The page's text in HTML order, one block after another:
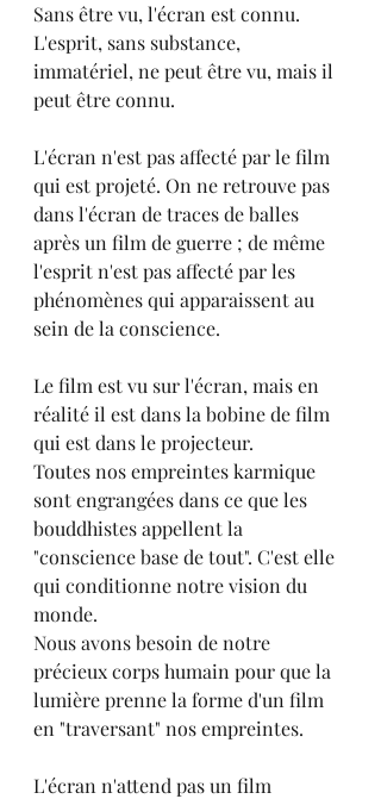
Sans être vu, l'écran est connu.
L'esprit, sans substance,
immatériel, ne peut être vu, mais il
peut être connu.
L'écran n'est pas affecté par le film
qui est projeté. On ne retrouve pas
dans l'écran de traces de balles
après un film de guerre ; de même
l'esprit n'est pas affecté par les
phénomènes qui apparaissent au
sein de la conscience.
Le film est vu sur l'écran, mais en
réalité il est dans la bobine de film
qui est dans le projecteur.
Toutes nos empreintes karmique
sont engrangées dans ce que les
bouddhistes appellent la
"conscience base de tout". C'est elle
qui conditionne notre vision du
monde.
Nous avons besoin de notre
précieux corps humain pour que la
lumière prenne la forme d'un film
en "traversant" nos empreintes.
L'écran n'attend pas un film